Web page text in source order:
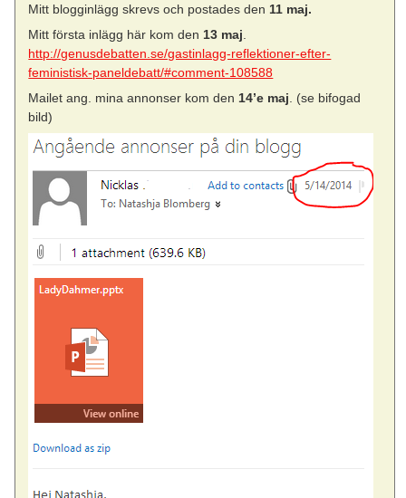
Mitt blogginlägg skrevs och postades den 11 maj.
Mitt första inlägg här kom den 13 maj
http://genusdebatten.se/gastinlagg-reflektioner-efter-
feministisk-paneldebatt/#comment-108588
Mailet ang. mina annonser kom den 14’e maj . (se bifogad
bild)